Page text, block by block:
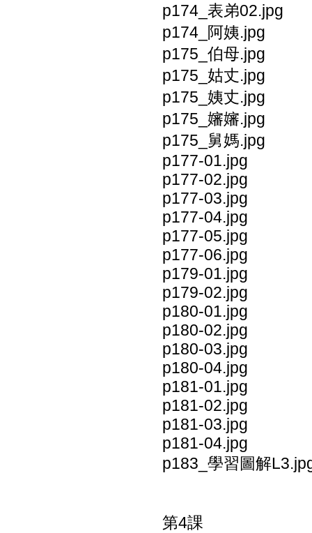
p174_表弟02.jpg
p174_阿姨.jpg
p175_伯母.jpg
p175_姑丈.jpg
p175_姨丈.jpg
p175_嬸嬸.jpg
p175_舅媽.jpg
p177-01.jpg
p177-02.jpg
p177-03.jpg
p177-04.jpg
p177-05.jpg
p177-06.jpg
p179-01.jpg
p179-02.jpg
p180-01.jpg
p180-02.jpg
p180-03.jpg
p180-04.jpg
p181-01.jpg
p181-02.jpg
p181-03.jpg
p181-04.jpg
p183_學習圖解
第4課